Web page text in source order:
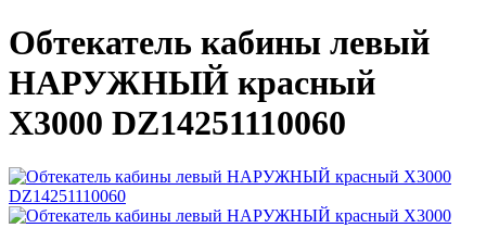
Обтекатель кабины левый
НАРУЖНЫЙ красный
X3000 DZ14251110060